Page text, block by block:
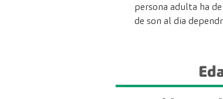
persona adulta ha
de son al dia